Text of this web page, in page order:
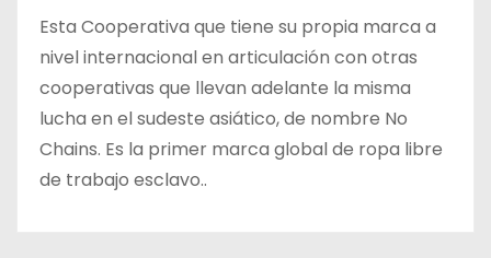
Esta Cooperativa que tiene su propia marca a
nivel internacional en articulación con otras
cooperativas que llevan adelante la misma
lucha en el sudeste asiático, de nombre No
Chains. Es la primer marca global de ropa libre
de trabajo esclavo..